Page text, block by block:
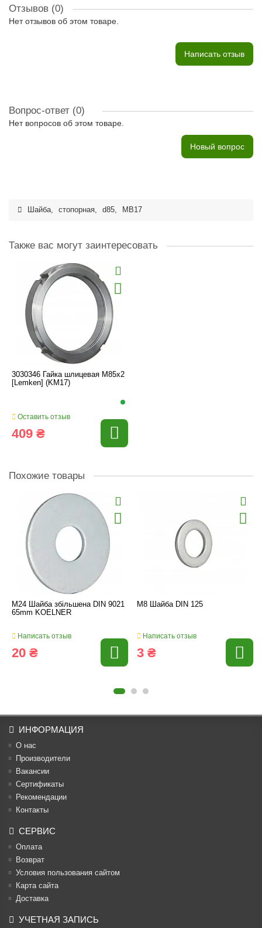
Отзывов (0)
Нет отзывов об этом товаре.
Написать отзыв
Вопрос-ответ (0)
Нет вопросов об этом товаре.
Новый вопрос
Шайба, стопорная, d85, MB17
Также вас могут заинтересовать
3030346 Гайка шлицевая M85x2
[Lemken] (KM17)
Оставить отзыв
409 ₴
Похожие товары
M24 Шайба збільшена DIN 9021
65mm KOELNER
Написать отзыв
20 ₴
M8 Шайба DIN 125
Написать отзыв
3 ₴
ИНФОРМАЦИЯ
О нас
Производители
Вакансии
Cертификаты
Рекомендации
Контакты
СЕРВИС
Оплата
Возврат
Условия пользования сайтом
Карта сайта
Доставка
УЧЕТНАЯ ЗАПИСЬ